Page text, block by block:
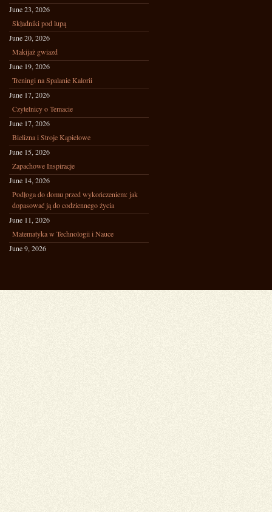
June 23, 2026
Składniki pod lupą
June 20, 2026
Makijaż gwiazd
June 19, 2026
Treningi na Spalanie Kalorii
June 17, 2026
Czytelnicy o Temacie
June 17, 2026
Bielizna i Stroje Kąpielowe
June 15, 2026
Zapachowe Inspiracje
June 14, 2026
Podłoga do domu przed wykończeniem: jak
dopasować ją do codziennego życia
June 11, 2026
Matematyka w Technologii i Nauce
June 9, 2026